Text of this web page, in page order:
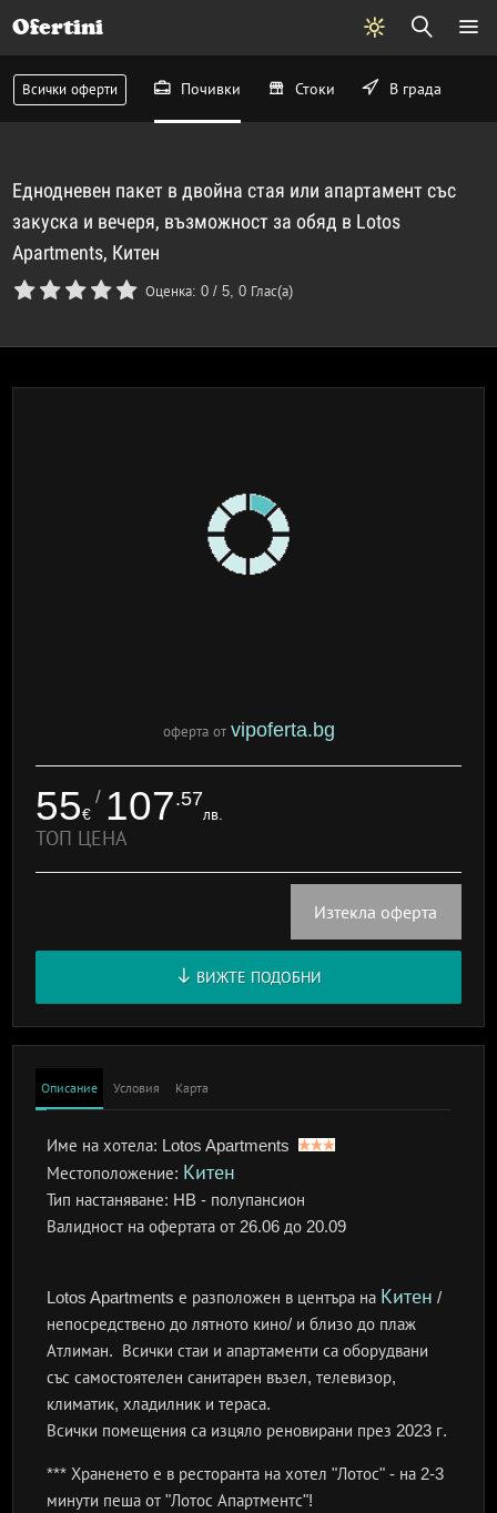
Ofertini
Всички оферти Почивки Стоки В града
Еднодневен пакет в двойна стая или апартамент със
закуска и вечеря, възможност за обяд в Lotos
Apartments, Китен
Оценка:0 /5,0 Глас(а)
оферта от vipoferta.bg
55€
/ 107.57
лв.
ТОП ЦЕНА
Изтекла оферта
ВИЖТЕ ПОДОБНИ
Описание Условия Карта
Име на хотела: Lotos Apartments
Местоположение: Китен
Тип настаняване: HB - полупансион
Валидност на офертатаот 26.06 до 20.09
Lotos Apartments е разположен в центъра на Китен /
непосредствено до лятното кино/ и близо до плаж
Атлиман. Всички стаи и апартаменти са оборудвани
със самостоятелен санитарен възел, телевизор,
климатик, хладилник и тераса.
Всички помещения са изцяло реновирани през 2023 г.
*** Храненето е в ресторанта на хотел "Лотос" - на 2-3
минути пеша от "Лотос Апартментс"!